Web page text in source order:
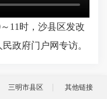
11时，沙县区发改
政府门户网专访。
三明市县区 其他链接